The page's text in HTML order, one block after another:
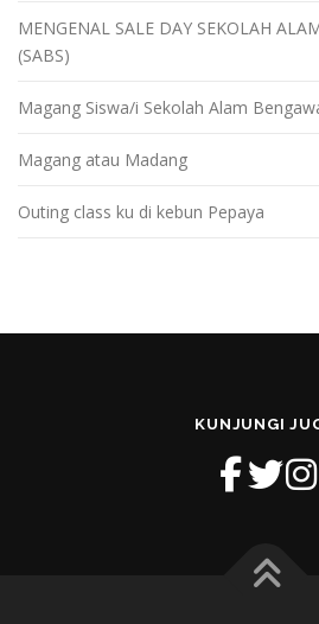
MENGENAL SALE DAY SEKOLAH
(SABS)
Magang Siswa/i Sekolah Alam
Magang atau Madang
Outing class ku di kebun Pepaya
KUNJUNGI